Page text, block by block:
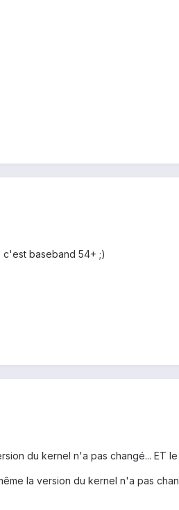
c'est baseband 54+ ;)
du kernel n'a pas changé... ET le
la version du kernel n'a pas